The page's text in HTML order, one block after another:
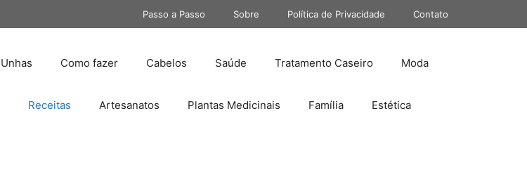
Passo a Passo Sobre Política de Privacidade Contato
Unhas Como fazer Cabelos Saúde Tratamento Caseiro Moda
Receitas Artesanatos Plantas Medicinais Família Estética